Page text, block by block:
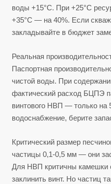
воды +15°C. При +25°C
+35°C — на 40%. Если
закладывайте в бюджет
Реальная
Паспортная
чистой воды. При
фактический расход БЦПЭ
винтового НВП — только на
водоснабжение, берите
Критический размер
частицы 0,1-0,5 мм — они
Для НВП критичны камешки
заклинить винт. Но частиц